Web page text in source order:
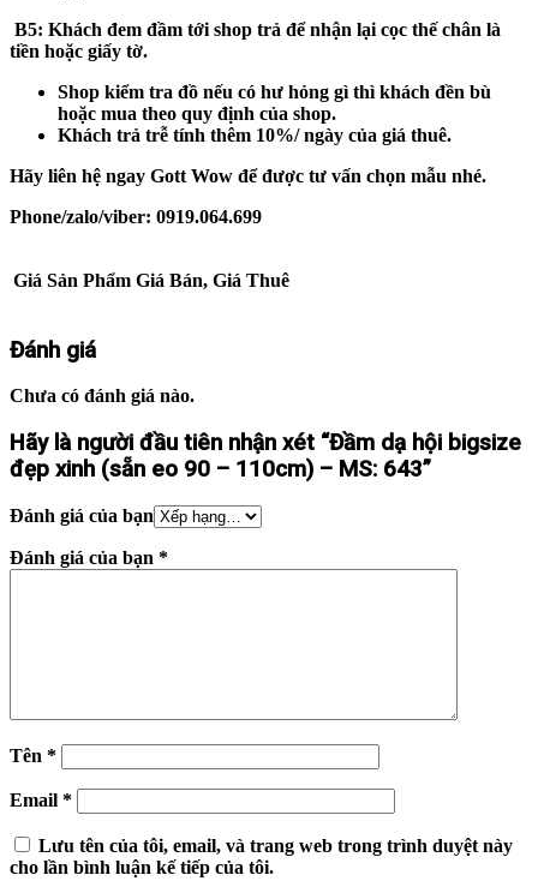
B5: Khách đem đầm tới shop trả để nhận lại cọc thế chân là
tiền hoặc giấy tờ.
Shop kiểm tra đồ nếu có hư hỏng gì thì khách đền bù
hoặc mua theo quy định của shop.
Khách trả trễ tính thêm 10%/ ngày của giá thuê.
Hãy liên hệ ngay Gott Wow để được tư vấn chọn mẫu nhé.
Phone/zalo/viber: 0919.064.699
Giá Sản Phẩm Giá Bán, Giá Thuê
Đánh giá
Chưa có đánh giá nào.
Hãy là người đầu tiên nhận xét “Đầm dạ hội bigsize
đẹp xinh (sẵn eo 90 – 110cm) – MS: 643”
Đánh giá của bạn
Đánh giá của bạn *
Tên *
Email *
Lưu tên của tôi, email, và trang web trong trình duyệt này
cho lần bình luận kế tiếp của tôi.